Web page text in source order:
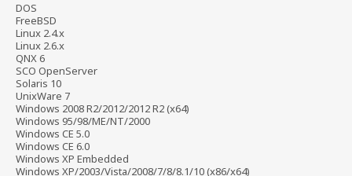
DOS
FreeBSD
Linux 2.4.x
Linux 2.6.x
QNX 6
SCO OpenServer
Solaris 10
UnixWare 7
Windows 2008 R2/2012/2012 R2 (x64)
Windows 95/98/ME/NT/2000
Windows CE 5.0
Windows CE 6.0
Windows XP Embedded
Windows XP/2003/Vista/2008/7/8/8.1/10 (x86/x64)